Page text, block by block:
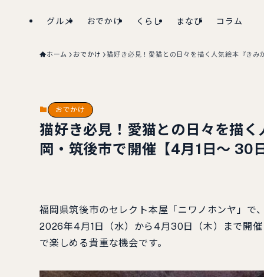
グルメ おでかけ くらし まなび コラム
ホーム おでかけ 猫好き必見！愛猫との日々を描く人気絵本『き
おでかけ
猫好き必見！愛猫との日々を描
岡・筑後市で開催【4月1日～ 30
福岡県筑後市のセレクト本屋「ニワノホンヤ」で
2026年4月1日（水）から4月30日（木）まで開
で楽しめる貴重な機会です。